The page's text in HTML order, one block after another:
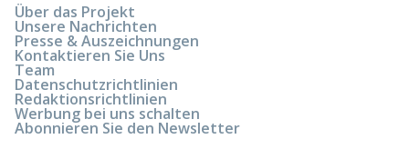
Über das Projekt
Unsere Nachrichten
Presse & Auszeichnungen
Kontaktieren Sie Uns
Team
Datenschutzrichtlinien
Redaktionsrichtlinien
Werbung bei uns schalten
Abonnieren Sie den Newsletter